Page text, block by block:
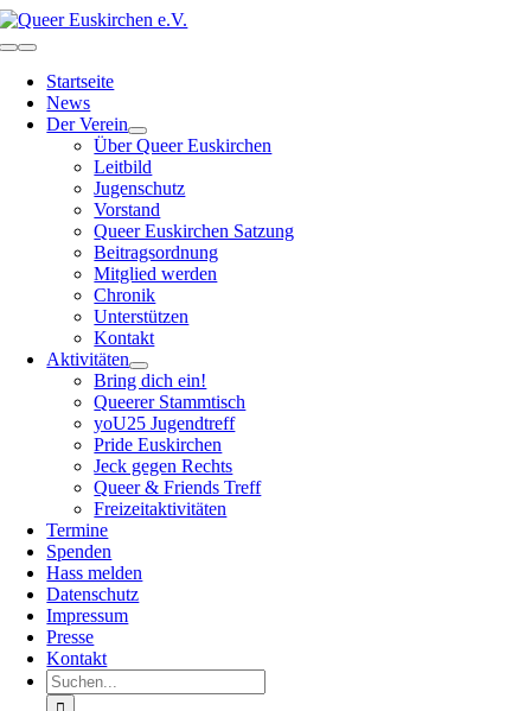
Zum
Inhalt
Toggle
NavigationStartseite
News
Der Verein
Über Queer Euskirchen
Leitbild
Jugenschutz
Vorstand
Queer Euskirchen Satzung
Beitragsordnung
Mitglied werden
Chronik
Unterstützen
Kontakt
Aktivitäten
Bring dich ein!
Queerer Stammtisch
yoU25 Jugendtreff
Pride Euskirchen
Jeck gegen Rechts
Queer & Friends Treff
Freizeitaktivitäten
Termine
Spenden
Hass melden
Datenschutz
Impressum
Presse
Kontakt
Suche
nach: